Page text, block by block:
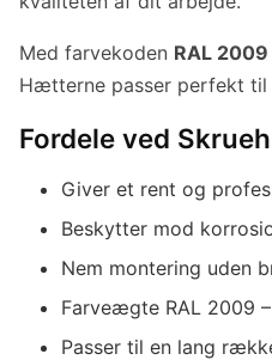
Med farvekoden RAL 2009
Hætterne passer perfekt til
Fordele ved
Giver et rent og
Beskytter mod
Nem montering uden
Farveægte RAL 2009
Passer til en lang